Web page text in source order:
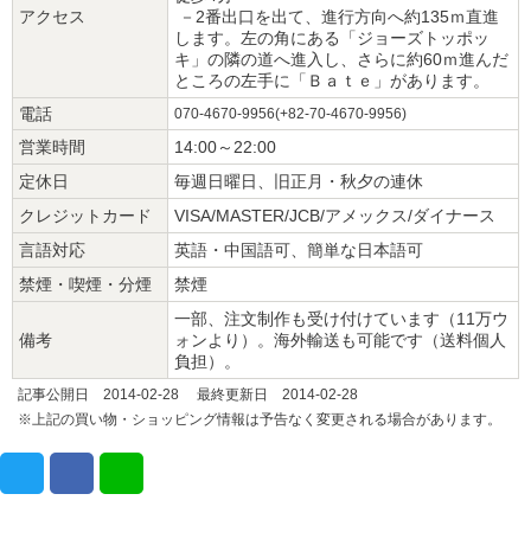
アクセス
－2番出口を出て、進行方向へ約135ｍ直進
します。左の角にある「ジョーズトッポッ
キ」の隣の道へ進入し、さらに約60ｍ進んだ
ところの左手に「Ｂａｔｅ」があります。
電話
070-4670-9956(+82-70-4670-9956)
営業時間
14:00～22:00
定休日
毎週日曜日、旧正月・秋夕の連休
クレジットカード
VISA/MASTER/JCB/アメックス/ダイナース
言語対応
英語・中国語可、簡単な日本語可
禁煙・喫煙・分煙
禁煙
備考
一部、注文制作も受け付けています（11万ウ
ォンより）。海外輸送も可能です（送料個人
負担）。
記事公開日 2014-02-28 最終更新日 2014-02-28
※上記の買い物・ショッピング情報は予告なく変更される場合があります。